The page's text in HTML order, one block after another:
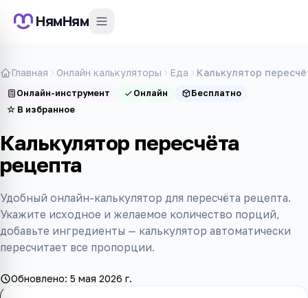
НямНям
Главная Онлайн калькуляторы Еда Калькулятор
Онлайн-инструмент Онлайн
Бесплатно
☆ В избранное
Калькулятор пересчёта
рецепта
Удобный онлайн-калькулятор для пересчёта рецепта.
Укажите исходное и желаемое количество порций,
добавьте ингредиенты — калькулятор автоматически
пересчитает все пропорции.
Обновлено: 5 мая 2026 г.